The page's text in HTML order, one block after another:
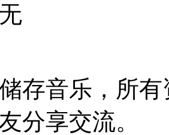
无
存音乐，所有
分享交流。